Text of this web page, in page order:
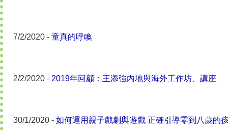
7/2/2020 - 童真的呼喚
2/2/2020 - 2019年回顧：王添強內地與海外工作坊、講座
30/1/2020 - 如何運用親子戲劇與遊戲 正確引導零到八歲的